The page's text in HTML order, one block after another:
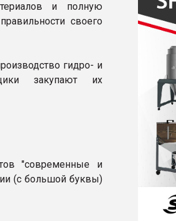
и полную
своего
гидро- и
закупают их
"современные и
(с большой буквы)